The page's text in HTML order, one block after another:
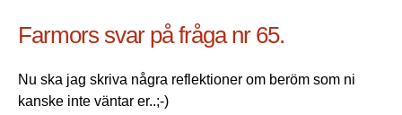
Farmors svar på fråga nr 65.
Nu ska jag skriva några reflektioner om beröm som ni
kanske inte väntar er..;-)